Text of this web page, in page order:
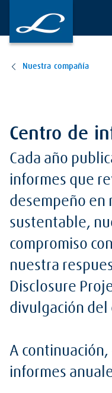
Nuestra compañía
Centro de
Cada año
informes que
desempeño en
sustentable,
compromiso
nuestra
Disclosure
divulgación del
A
informes